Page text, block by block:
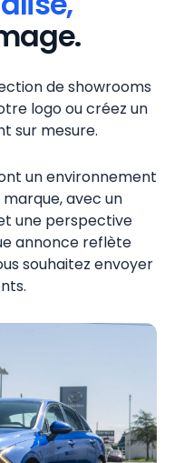
de showrooms
logo ou créez un
sur mesure.
un environnement
avec un
une perspective
annonce reflète
souhaitez envoyer